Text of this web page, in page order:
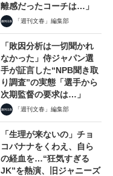
離感だったコーチは…」
「週刊文春」編集部
「敗因分析は一切聞かれ
なかった」侍ジャパン選
手が証言した“NPB聞き取
り調査”の実態「選手から
次期監督の要求は…」
「週刊文春」編集部
「生理が来ないの」チョ
コバナナをくわえ、自ら
の経血を…“狂気すぎる
JK”を熱演、旧ジャニーズ